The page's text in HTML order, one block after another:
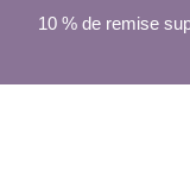
10 % de remise